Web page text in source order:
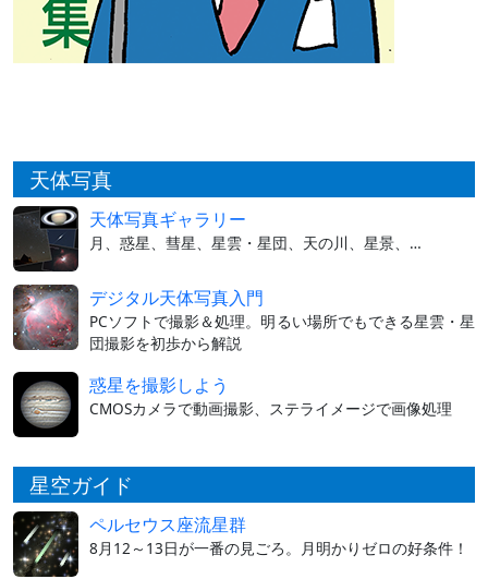
天体写真
天体写真ギャラリー
月、惑星、彗星、星雲・星団、天の川、星景、…
デジタル天体写真入門
PCソフトで撮影＆処理。明るい場所でもできる星雲・星
団撮影を初歩から解説
惑星を撮影しよう
CMOSカメラで動画撮影、ステライメージで画像処理
星空ガイド
ペルセウス座流星群
8月12～13日が一番の見ごろ。月明かりゼロの好条件！